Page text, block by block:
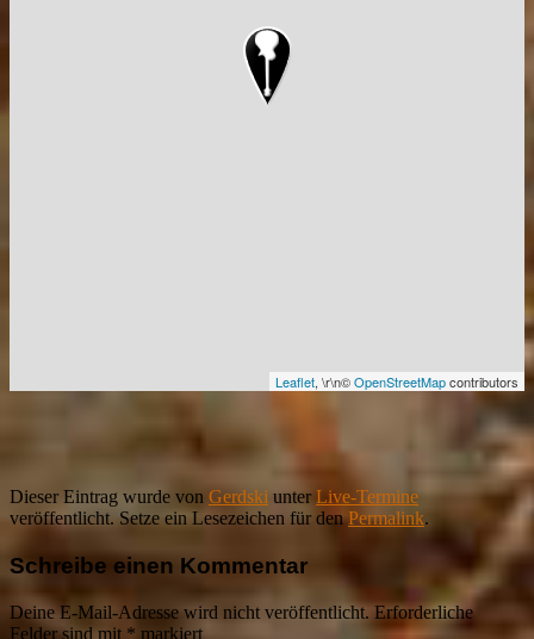
Leaflet, \r\n©OpenStreetMapcontributors
Dieser Eintrag wurde von Gerdski unterLive-Termine
veröffentlicht. Setze ein Lesezeichen für denPermalink.
Schreibe einen Kommentar
Deine E-Mail-Adresse wird nicht veröffentlicht. Erforderliche
Felder sind mit * markiert